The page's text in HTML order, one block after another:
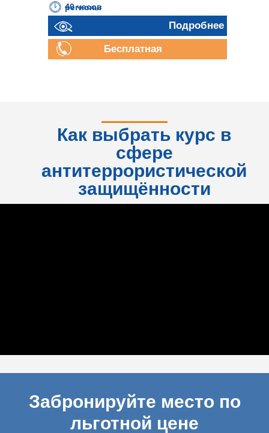
40 часов
регионы
Подробнее
Бесплатная
Как выбрать курс в
сфере
антитеррористической
защищённости
Забронируйте место по
льготной цене